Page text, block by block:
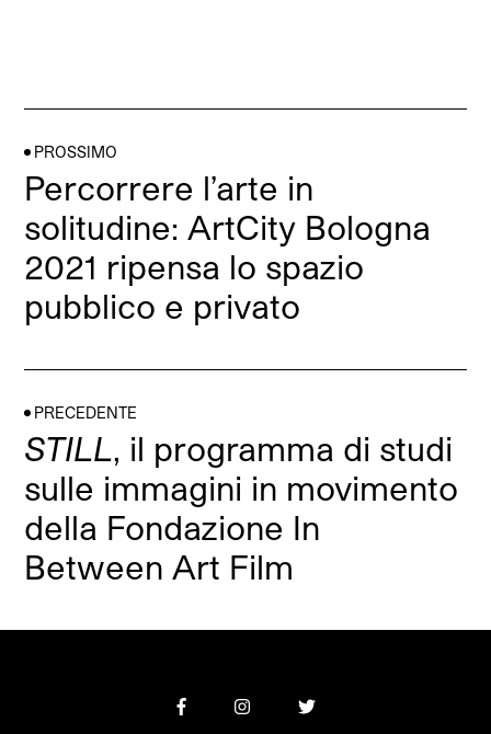
PROSSIMO
Percorrere l’arte in
solitudine: ArtCity Bologna
2021 ripensa lo spazio
pubblico e privato
PRECEDENTE
STILL, il programma di studi
sulle immagini in movimento
della Fondazione In
Between Art Film